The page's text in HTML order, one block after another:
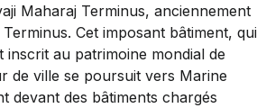
Maharaj Terminus, anciennement
Cet imposant bâtiment, qui
inscrit au patrimoine mondial de
de ville se poursuit vers Marine
devant des bâtiments chargés